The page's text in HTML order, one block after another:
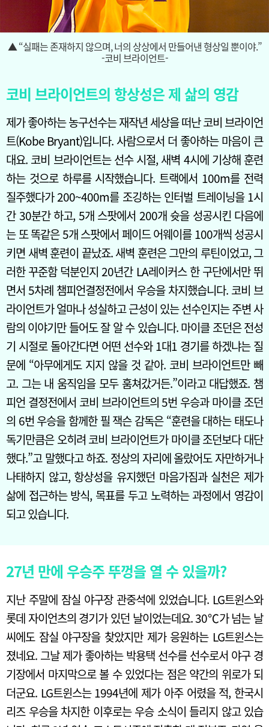
▲ “실패는 존재하지 않으며, 너의 상상에서 만들어낸 형상일 뿐이야.”
-코비 브라이언트-
코비 브라이언트의 항상성은 제 삶의 영감
제가 좋아하는 농구선수는 재작년 세상을 떠난 코비 브라이언
트(Kobe Bryant)입니다. 사람으로서 더 좋아하는 마음이 큰
대요. 코비 브라이언트는 선수 시절, 새벽 4시에 기상해 훈련
하는 것으로 하루를 시작했습니다. 트랙에서 100m를 전력
질주했다가 200~400m를 조깅하는 인터벌 트레이닝을 1시
간 30분간 하고, 5개 스팟에서 200개 슛을 성공시킨 다음에
는 또 똑같은 5개 스팟에서 페이드 어웨이를 100개씩 성공시
키면 새벽 훈련이 끝났죠. 새벽 훈련은 그만의 루틴이었고, 그
러한 꾸준함 덕분인지 20년간 LA레이커스 한 구단에서만 뛰
면서 5차례 챔피언결정전에서 우승을 차지했습니다. 코비 브
라이언트가 얼마나 성실하고 근성이 있는 선수인지는 주변 사
람의 이야기만 들어도 잘 알 수 있습니다. 마이클 조던은 전성
기 시절로 돌아간다면 어떤 선수와 1대1 경기를 하겠냐는 질
문에 “아무에게도 지지 않을 것 같아. 코비 브라이언트만 빼
고. 그는 내 움직임을 모두 훔쳐갔거든.”이라고 대답했죠. 챔
피언 결정전에서 코비 브라이언트의 5번 우승과 마이클 조던
의 6번 우승을 함께한 필 잭슨 감독은 “훈련을 대하는 태도나
독기만큼은 오히려 코비 브라이언트가 마이클 조던보다 대단
했다.”고 말했다고 하죠. 정상의 자리에 올랐어도 자만하거나
나태하지 않고, 항상성을 유지했던 마음가짐과 실천은 제가
삶에 접근하는 방식, 목표를 두고 노력하는 과정에서 영감이
되고 있습니다.
27년 만에 우승주 뚜껑을 열 수 있을까?
지난 주말에 잠실 야구장 관중석에 있었습니다. LG트윈스와
롯데 자이언츠의 경기가 있던 날이었는데요. 30℃가 넘는 날
씨에도 잠실 야구장을 찾았지만 제가 응원하는 LG트윈스는
졌네요. 그날 제가 좋아하는 박용택 선수를 선수로서 야구 경
기장에서 마지막으로 볼 수 있었다는 점은 약간의 위로가 되
더군요. LG트윈스는 1994년에 제가 아주 어렸을 적, 한국시
리즈 우승을 차지한 이후로는 우승 소식이 들리지 않고 있습